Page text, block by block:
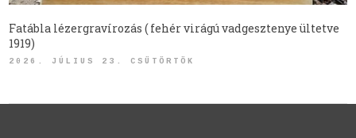
Fatábla lézergravírozás ( fehér virágú vadgesztenye ültetve
1919)
2026. JÚLIUS 23. CSÜTÖRTÖK